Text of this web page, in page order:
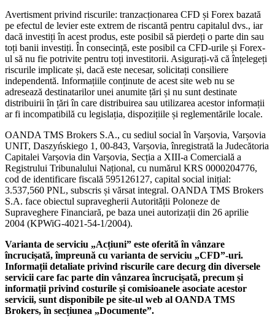
Avertisment privind riscurile: tranzacționarea CFD și Forex bazată
pe efectul de levier este extrem de riscantă pentru capitalul dvs., iar
dacă investiți în acest produs, este posibil să pierdeți o parte din sau
toți banii investiți. În consecință, este posibil ca CFD-urile și Forex-
ul să nu fie potrivite pentru toți investitorii. Asigurați-vă că înțelegeți
riscurile implicate și, dacă este necesar, solicitați consiliere
independentă. Informațiile conținute de acest site web nu se
adresează destinatarilor unei anumite țări și nu sunt destinate
distribuirii în țări în care distribuirea sau utilizarea acestor informații
ar fi incompatibilă cu legislația, dispozițiile și reglementările locale.
OANDA TMS Brokers S.A., cu sediul social în Varșovia, Varșovia
UNIT, Daszyńskiego 1, 00-843, Varșovia, înregistrată la Judecătoria
Capitalei Varșovia din Varșovia, Secția a XIII-a Comercială a
Registrului Tribunalului Național, cu numărul KRS 0000204776,
cod de identificare fiscală 595126127, capital social inițial:
3.537,560 PNL, subscris și vărsat integral. OANDA TMS Brokers
S.A. face obiectul supravegherii Autorității Poloneze de
Supraveghere Financiară, pe baza unei autorizații din 26 aprilie
2004 (KPWiG-4021-54-1/2004).
Varianta de serviciu „Acțiuni” este oferită în vânzare
încrucișată, împreună cu varianta de serviciu „CFD”-uri.
Informații detaliate privind riscurile care decurg din diversele
servicii care fac parte din vânzarea încrucișată, precum și
informații privind costurile și comisioanele asociate acestor
servicii, sunt disponibile pe site-ul web al OANDA TMS
Brokers, în secțiunea „Documente”.